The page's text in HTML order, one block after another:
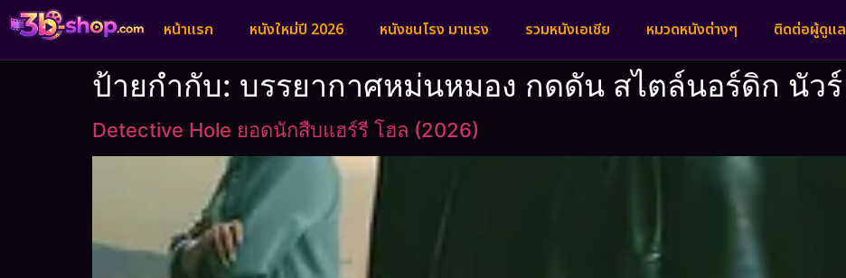
หน้าแรก หนังใหม่ปี 2026 หนังชนโรง มาแรง รวมหนังเอเชีย หมวดหนังต่างๆ ติดต่อผู้ดูแล
ป้ายกำกับ: บรรยากาศหม่นหมอง กดดัน สไตล์นอร์ดิก นัวร์
Detective Hole ยอดนักสืบแฮร์รี โฮล (2026)